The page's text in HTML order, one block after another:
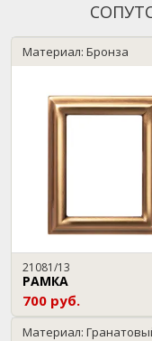
Материал: Бронза
21081/13
РАМКА
700 руб.